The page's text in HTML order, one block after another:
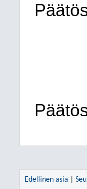
Edellinen asia